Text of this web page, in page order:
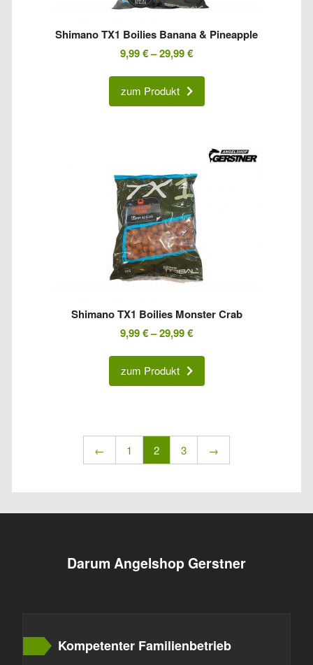
Shimano TX1 Boilies Banana & Pineapple
9,99€–29,99€
zum Produkt
Shimano TX1 Boilies Monster Crab
9,99€–29,99€
zum Produkt
← 1 2 3 →
Darum Angelshop Gerstner
Kompetenter Familienbetrieb